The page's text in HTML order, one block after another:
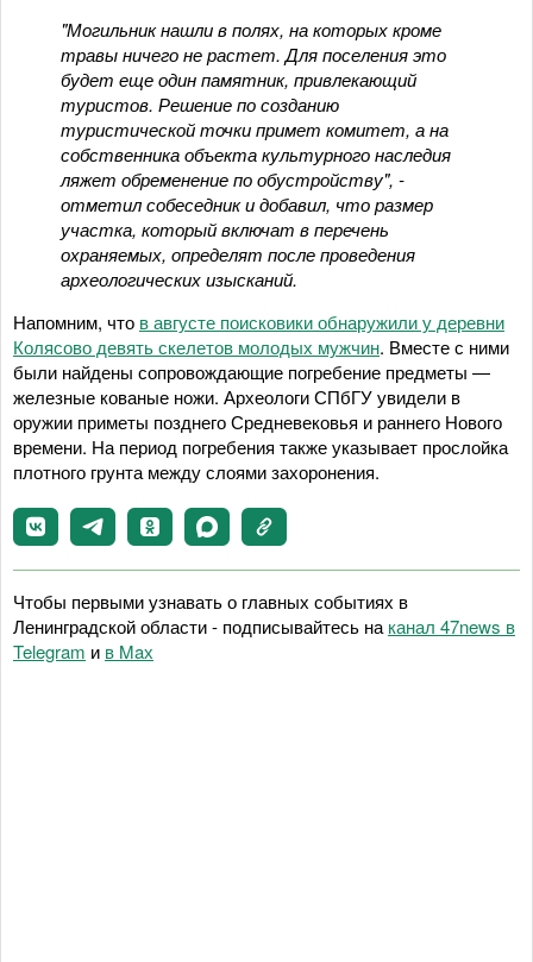
"Могильник нашли в полях, на которых кроме
травы ничего не растет. Для поселения это
будет еще один памятник, привлекающий
туристов. Решение по созданию
туристической точки примет комитет, а на
собственника объекта культурного наследия
ляжет обременение по обустройству", -
отметил собеседник и добавил, что размер
участка, который включат в перечень
охраняемых, определят после проведения
археологических изысканий.
Напомним, что в августе поисковики обнаружили у деревни
Колясово девять скелетов молодых мужчин. Вместе с ними
были найдены сопровождающие погребение предметы —
железные кованые ножи. Археологи СПбГУ увидели в
оружии приметы позднего Средневековья и раннего Нового
времени. На период погребения также указывает прослойка
плотного грунта между слоями захоронения.
Чтобы первыми узнавать о главных событиях в
Ленинградской области - подписывайтесь на канал 47news в
Telegram и в Maх